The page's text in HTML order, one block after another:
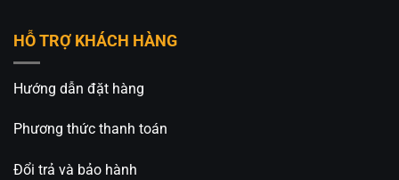
HỖ TRỢ KHÁCH HÀNG
Hướng dẫn đặt hàng
Phương thức thanh toán
Đổi trả và bảo hành